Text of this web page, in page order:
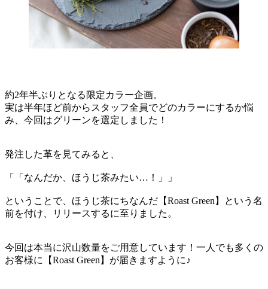
約2年半ぶりとなる限定カラー企画。
実は半年ほど前からスタッフ全員でどのカラーにするか悩
み、今回はグリーンを選定しました！
発注した革を見てみると、
「「なんだか、ほうじ茶みたい…！」」
ということで、ほうじ茶にちなんだ【Roast Green】という名
前を付け、リリースするに至りました。
今回は本当に沢山数量をご用意しています！一人でも多くの
お客様に【Roast Green】が届きますように♪